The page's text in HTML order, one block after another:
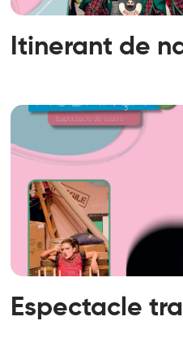
Itinerant de
Espectacle